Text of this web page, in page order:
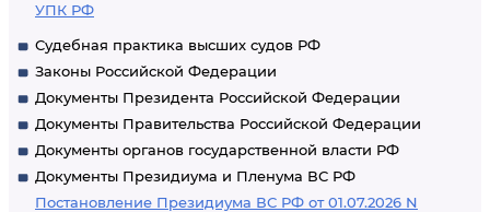
УПК РФ
Судебная практика высших судов РФ
Законы Российской Федерации
Документы Президента Российской Федерации
Документы Правительства Российской Федерации
Документы органов государственной власти РФ
Документы Президиума и Пленума ВС РФ
Постановление Президиума ВС РФ от 01.07.2026 N